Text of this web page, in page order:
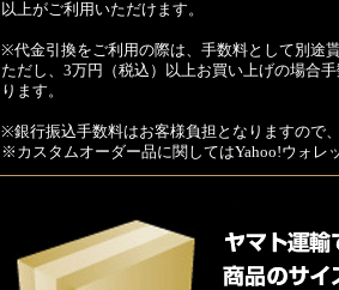
以上がご利用いただけます。
※代金引換をご利用の際は、手数料として別途貰
ただし、3万円（税込）以上お買い上げの場合
ります。
※銀行振込手数料はお客様負担となりますので
※カスタムオーダー品に関してはYahoo!ウォレ